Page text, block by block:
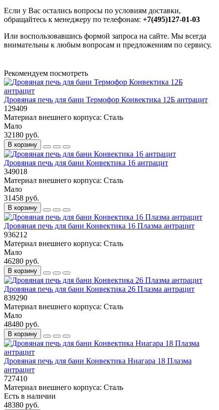
Если у Вас остались вопросы по условиям доставки,
обращайтесь к менеджеру по телефонам: +7(495)127-01-03
Или воспользовавшись формой запроса на сайте. Мы всегда
внимательны к любым вопросам и предложениям по сервису.
Рекомендуем посмотреть
Дровяная печь для бани Термофор Конвектика 12Б антрацит
129409
Материал внешнего корпуса: Сталь
Мало
32180 руб.
В корзину
Дровяная печь для бани Конвектика 16 антрацит
349018
Материал внешнего корпуса: Сталь
Мало
31458 руб.
В корзину
Дровяная печь для бани Конвектика 16 Плазма антрацит
936212
Материал внешнего корпуса: Сталь
Мало
46280 руб.
В корзину
Дровяная печь для бани Конвектика 26 Плазма антрацит
839290
Материал внешнего корпуса: Сталь
Мало
48480 руб.
В корзину
Дровяная печь для бани Конвектика Ниагара 18 Плазма
антрацит
727410
Материал внешнего корпуса: Сталь
Есть в наличии
48380 руб.